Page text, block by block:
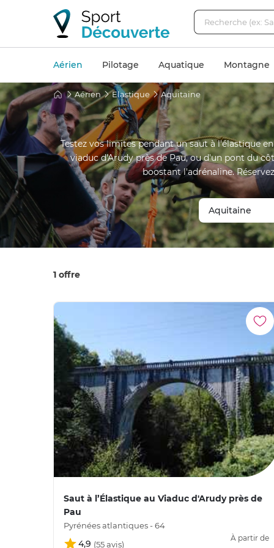
Aérien Pilotage Aquatique Montagne
Aérien Elastique Aquitaine
Testez vos limites pendant un saut à l'élastique
viaduc d'Arudy près de Pau, ou d'un pont du
boostant l'adrénaline.
1 offre
Saut à l’Élastique au Viaduc d'Arudy près de
Pau
Pyrénées atlantiques - 64
4,9
À partir de